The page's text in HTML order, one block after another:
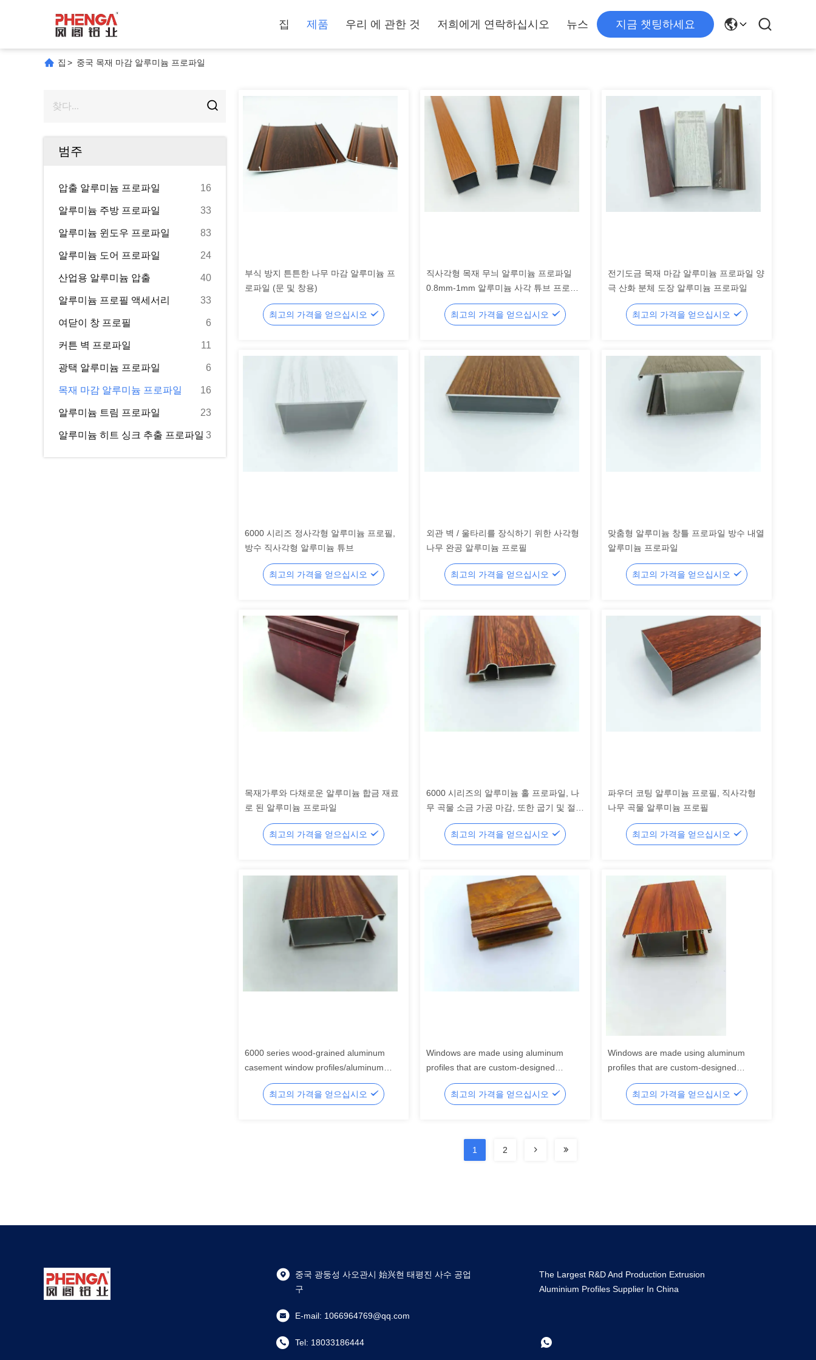
집 제품 우리 에 관한 것 저희에게 연락하십시오 뉴스 지금 챗팅하세요
집 > 중국 목재 마감 알루미늄 프로파일
범주
압출 알루미늄 프로파일 16
알루미늄 주방 프로파일 33
알루미늄 윈도우 프로파일 83
알루미늄 도어 프로파일 24
산업용 알루미늄 압출 40
알루미늄 프로필 액세서리 33
여닫이 창 프로필 6
커튼 벽 프로파일 11
광택 알루미늄 프로파일 6
목재 마감 알루미늄 프로파일 16
알루미늄 트림 프로파일 23
알루미늄 히트 싱크 추출 프로파일 3
부식 방지 튼튼한 나무 마감 알루미늄 프
로파일 (문 및 창용)
최고의 가격을 얻으십시오
직사각형 목재 무늬 알루미늄 프로파일
0.8mm-1mm 알루미늄 사각 튜브 프로파
최고의 가격을 얻으십시오
전기도금 목재 마감 알루미늄 프로파일 양
극 산화 분체 도장 알루미늄 프로파일
최고의 가격을 얻으십시오
6000 시리즈 정사각형 알루미늄 프로필,
방수 직사각형 알루미늄 튜브
최고의 가격을 얻으십시오
외관 벽 / 울타리를 장식하기 위한 사각형
나무 완공 알루미늄 프로필
최고의 가격을 얻으십시오
맞춤형 알루미늄 창틀 프로파일 방수 내열
알루미늄 프로파일
최고의 가격을 얻으십시오
목재가루와 다채로운 알루미늄 합금 재료
로 된 알루미늄 프로파일
최고의 가격을 얻으십시오
6000 시리즈의 알루미늄 홀 프로파일, 나
무 곡물 소금 가공 마감, 또한 굽기 및 절단
서비스를 사용할 수 있습니다.
최고의 가격을 얻으십시오
파우더 코팅 알루미늄 프로필, 직사각형
나무 곡물 알루미늄 프로필
최고의 가격을 얻으십시오
6000 series wood-grained aluminum
casement window profiles/aluminum
profiles for sliding doors
최고의 가격을 얻으십시오
Windows are made using aluminum
profiles that are custom-designed
through extrusion.
최고의 가격을 얻으십시오
Windows are made using aluminum
profiles that are custom-designed
through extrusion.
최고의 가격을 얻으십시오
1 2
중국 광둥성 사오관시 始兴현 태평진 사수 공업
구
E-mail: 1066964769@qq.com
Tel: 18033186444
The Largest R&D And Production Extrusion
Aluminium Profiles Supplier In China